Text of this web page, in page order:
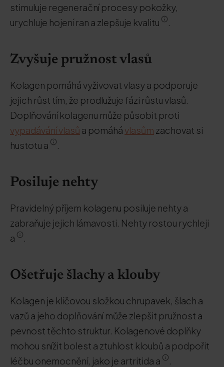
stimuluje regenerační procesy pokožky,
urychluje hojení ran a zlepšuje kvalitu
Zvyšuje pružnost vlasů
Kolagen pomáhá vyživovat vlasy a podporuje
jejich růst tím, že prodlužuje fázi růstu vlasů.
Doplňování kolagenu může působit proti
vypadávání vlasů a pomáhá vlasům zachovat si
hustotu a
Posiluje nehty
Pravidelný příjem kolagenu posiluje nehty a
zabraňuje jejich lámavosti. Nehty rostou rychleji
a
Ošetřuje šlachy a klouby
Kolagen je klíčovou složkou chrupavek, šlach a
vazů a jeho doplňování může zlepšit pružnost a
pevnost těchto struktur. Kolagenové doplňky
mohou snížit bolest a ztuhlost kloubů a podpořit
léčbu onemocnění, jako je artritida a